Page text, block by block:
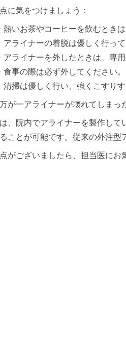
に気をつけましょう：
熱いお茶やコーヒーを飲むとき
アライナーの着脱は優しく行って
アライナーを外したときは、専
食事の際は必ず外してください。
清掃は優しく行い、強くこすり
万が一アライナーが壊れてしま
、院内でアライナーを製作し
ことが可能です。従来の外注型
がございましたら、担当医にお